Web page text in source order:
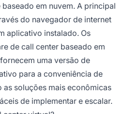
em nuvem. A principal
do navegador de internet
aplicativo instalado. Os
de call center baseado em
uma versão de
para a conveniência de
as soluções mais econômicas
de implementar e escalar.